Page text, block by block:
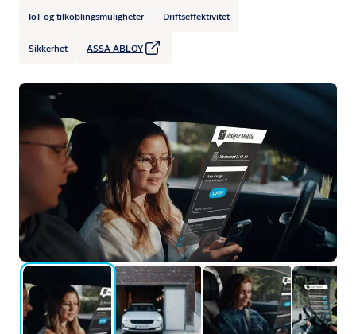
IoT og tilkoblingsmuligheter Driftseffektivitet
Sikkerhet ASSA ABLOY